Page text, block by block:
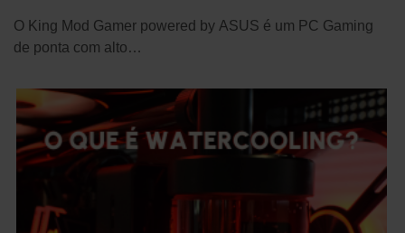
O King Mod Gamer powered by ASUS é um PC Gaming
de ponta com alto…